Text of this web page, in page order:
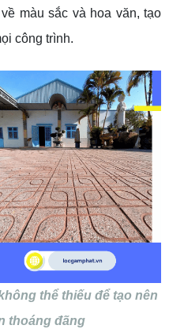
màu sắc và hoa văn, tạo
công trình.
thể thiếu để tạo nên
thoáng đãng